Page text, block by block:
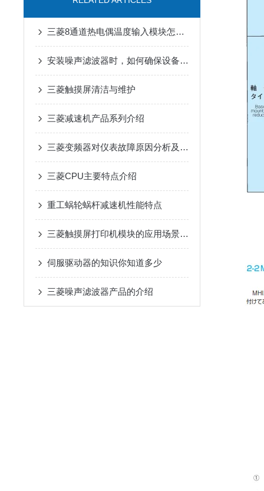
三菱8通道热电偶温度输入模块怎么安装？
安装噪声滤波器时，如何确保设备安全？
三菱触摸屏清洁与维护
三菱减速机产品系列介绍
三菱变频器对仪表故障原因分析及解决措施
三菱CPU主要特点介绍
重工蜗轮蜗杆减速机性能特点
三菱触摸屏打印机模块的应用场景是什么
伺服驱动器的知识你知道多少
三菱噪声滤波器产品的介绍